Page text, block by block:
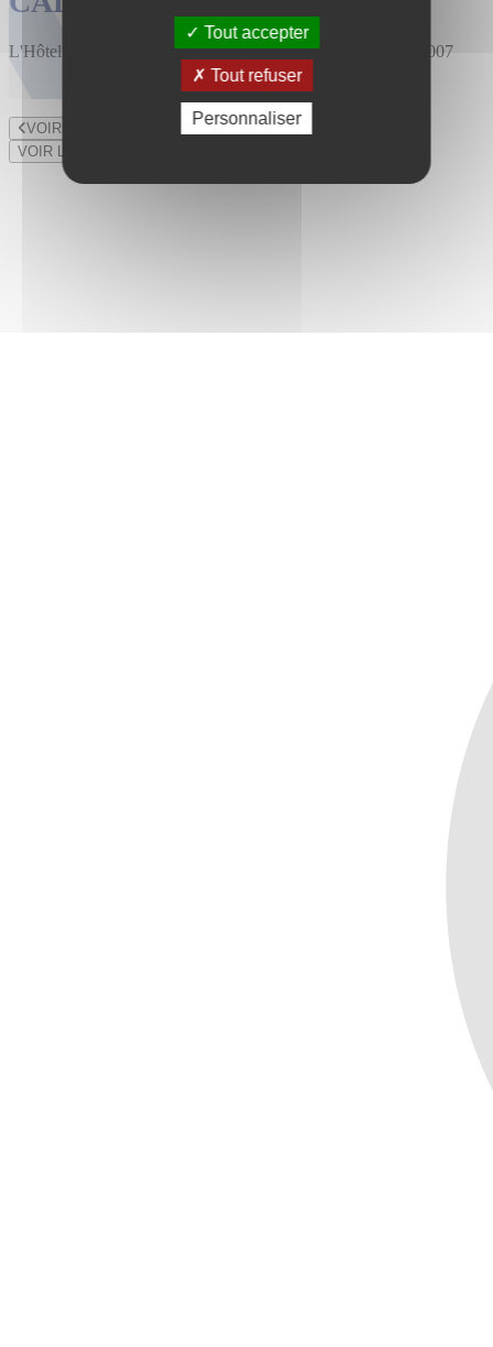
L'Hôtel des Ventes est installé au 47 rue du Bourny depuis 2007
VOIR LE LOT PRÉCÉDENT
VOIR LE LOT SUIVANT
Tout accepter
Tout refuser
Personnaliser